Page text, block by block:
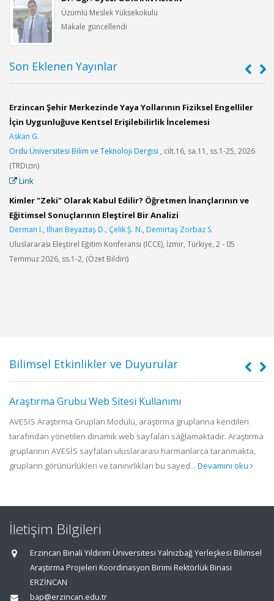
Üzümlü Meslek Yüksekokulu
Makale güncellendi
Son Eklenen Yayınlar
Erzincan Şehir Merkezinde Yaya Yollarının Fiziksel Engelliler
İçin Uygunluğuve Kentsel Erişilebilirlik İncelemesi
Askan G.
Ordu Üniversitesi Bilim ve Teknoloji Dergisi , cilt.16, sa.11, ss.1-25, 2026
(TRDizin)
Link
Kimler "Zeki" Olarak Kabul Edilir? Öğretmen İnançlarının ve
Eğitimsel Sonuçlarının Eleştirel Bir Analizi
Derman I., Ilhan Beyaztaş D., Çelik Ş. N., Demirtaş Zorbaz S.
Uluslararası Eleştirel Eğitim Konferansı (ICCE), İzmir, Türkiye, 2 - 05
Temmuz 2026, ss.1-2, (Özet Bildiri)
Bilimsel Etkinlikler ve Duyurular
Araştırma Grubu Web Sitesi Kullanımı
AVESİS Araştırma Grupları Modülü, araştırma gruplarına kendileri
tarafından yönetilen dinamik web sayfaları sağlamaktadır. Araştırma
gruplarının AVESİS sayfaları uluslararası harmanlarca taranmakta,
grupların görünürlükleri ve tanınırlıkları bu sayed... Devamını oku
İletişim Bilgileri
Erzincan Binali Yıldırım Üniversitesi Yalnızbağ Yerleşkesi Bilimsel
Araştırma Projeleri Koordinasyon Birimi Rektörlük Binası
ERZİNCAN
bap@erzincan.edu.tr